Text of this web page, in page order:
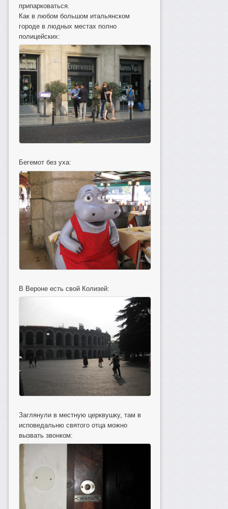
припарковаться.
Как в любом большом итальянском
городе в людных местах полно
полицейских:
Бегемот без уха:
В Вероне есть свой Колизей:
Заглянули в местную церквушку, там в
исповедальню святого отца можно
вызвать звонком: